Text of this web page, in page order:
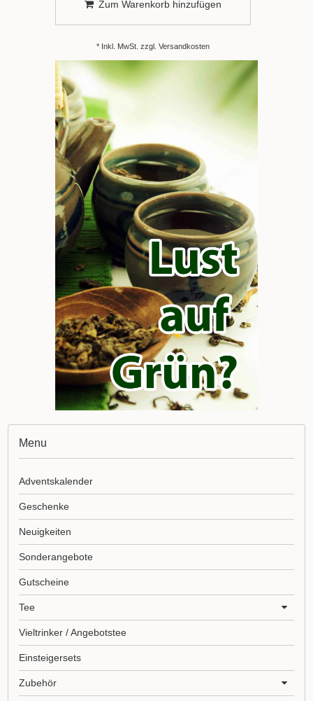
Zum Warenkorb hinzufügen
* Inkl. MwSt. zzgl. Versandkosten
Menu
Adventskalender
Geschenke
Neuigkeiten
Sonderangebote
Gutscheine
Tee
Vieltrinker / Angebotstee
Einsteigersets
Zubehör